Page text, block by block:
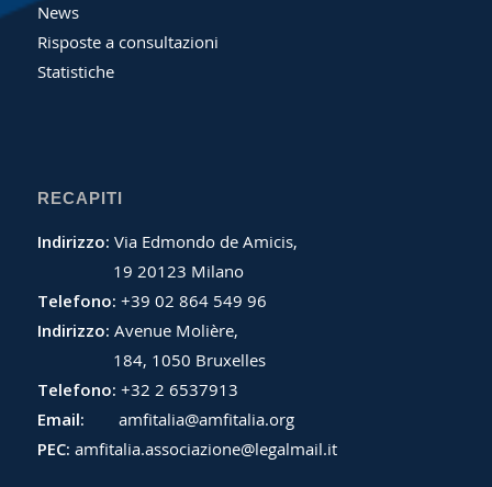
News
Risposte a consultazioni
Statistiche
RECAPITI
Indirizzo: Via Edmondo de Amicis,
19 20123 Milano
Telefono: +39 02 864 549 96
Indirizzo: Avenue Molière,
184, 1050 Bruxelles
Telefono: +32 2 6537913
Email:
amfitalia@amfitalia.org
PEC: amfitalia.associazione@legalmail.it